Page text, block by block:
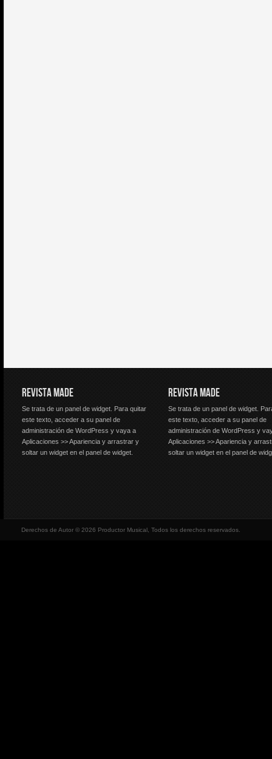
REVISTA MADE
Se trata de un panel de widget. Para quitar
este texto, acceder a su panel de
administración de WordPress y vaya a
Aplicaciones >> Apariencia y arrastrar y
soltar un widget en el panel de widget.
REVISTA MADE
Se trata de un panel de widget.
este texto, acceder a su panel de
administración de WordPress y
Aplicaciones >> Apariencia y
soltar un widget en el panel de
Derechos de Autor © 2026 Productor Musical, Todos los derechos reservados.